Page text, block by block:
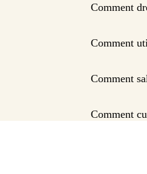
Comment
Comment
Comment
Comment